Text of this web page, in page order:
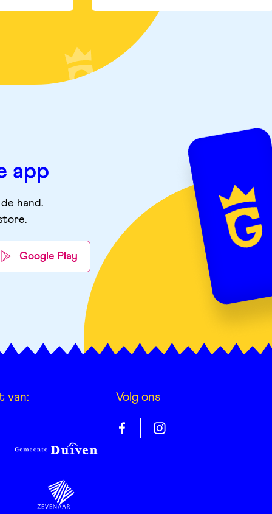
app
hand.
.
Google Play
van: Volg ons
Gelrepas